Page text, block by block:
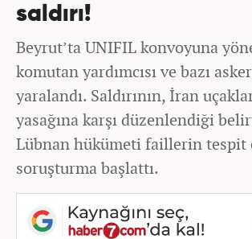
saldırı!
Beyrut’ta UNIFIL konvoyuna
komutan yardımcısı ve bazı
yaralandı. Saldırının, İran
yasağına karşı düzenlendiği
Lübnan hükümeti faillerin tespit
soruşturma başlattı.